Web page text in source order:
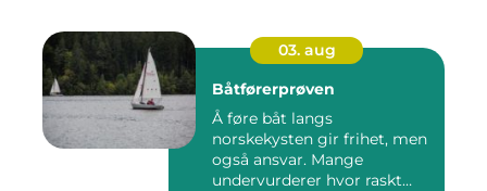
03. aug
Båtførerprøven
Å føre båt langs
norskekysten gir frihet, men
også ansvar. Mange
undervurderer hvor raskt